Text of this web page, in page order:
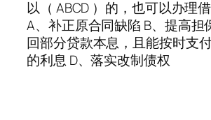
以（ ABCD ）的，也可以办理借
A、补正原合同缺陷 B、提高担
回部分贷款本息，且能按时支
的利息 D、落实改制债权